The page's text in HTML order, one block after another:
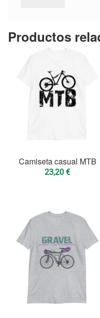
Productos
Camiseta casual MTB
23,20 €